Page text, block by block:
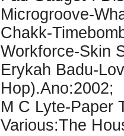
Microgroove-
Chakk-
Workforce-Skin
Erykah Badu-
Hop).Ano:2002;
M C Lyte-Paper
Various:The